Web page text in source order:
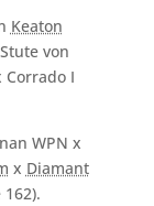
Keaton
von
Corrado I
WPN x
x Diamant